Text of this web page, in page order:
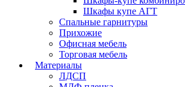
Шкафы купе АГТ
Спальные гарнитуры
Прихожие
Офисная мебель
Торговая мебель
Материалы
ЛДСП